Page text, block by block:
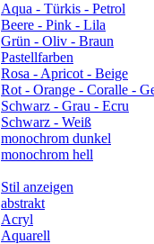
Aqua - Türkis - Petrol
Beere - Pink - Lila
Grün - Oliv - Braun
Pastellfarben
Rosa - Apricot - Beige
Rot - Orange - Coralle -
Schwarz - Grau - Ecru
Schwarz - Weiß
monochrom dunkel
monochrom hell
Stil anzeigen
abstrakt
Acryl
Aquarell